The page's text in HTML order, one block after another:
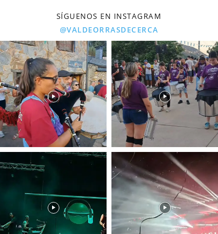
SÍGUENOS EN INSTAGRAM
@VALDEORRASDECERCA